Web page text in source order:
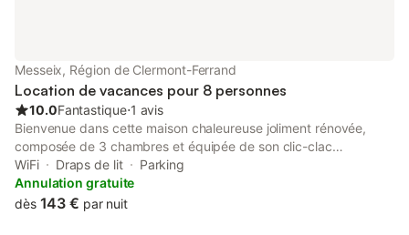
Messeix, Région de Clermont-Ferrand
Location de vacances pour 8 personnes
10.0Fantastique⋅1 avis
Bienvenue dans cette maison chaleureuse joliment rénovée,
composée de 3 chambres et équipée de son clic-clac
accueillant jusqu'à 8 personnes. Son poêle à bois vous
permettra des soirées conviviales au coin du feu 🔥. De plus, elle
vous offrira à la fois le calme de ses terrasses et l'accès à pied
WiFi Draps de lit
Parking
Annulation gratuite
dès 143 € par nuit